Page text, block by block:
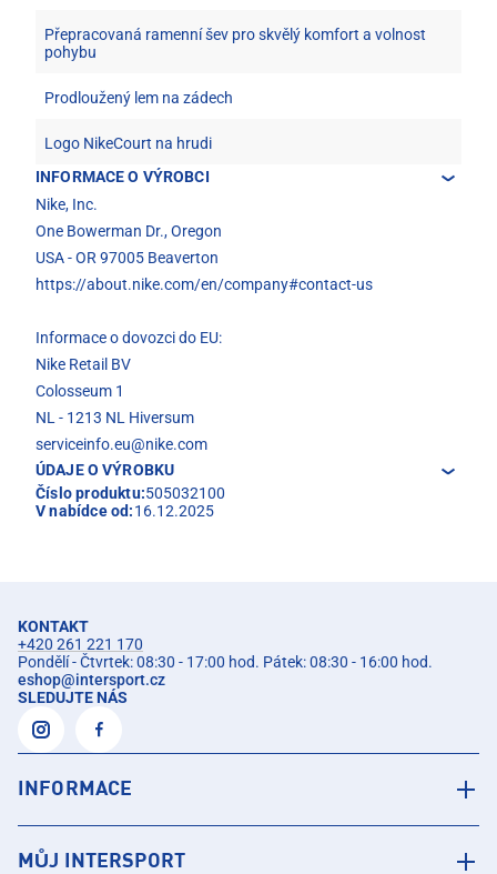
Přepracovaná ramenní šev pro skvělý komfort a volnost
pohybu
Prodloužený lem na zádech
Logo NikeCourt na hrudi
INFORMACE O VÝROBCI
Nike, Inc.
One Bowerman Dr., Oregon
USA - OR 97005 Beaverton
https://about.nike.com/en/company#contact-us
Informace o dovozci do EU:
Nike Retail BV
Colosseum 1
NL - 1213 NL Hiversum
serviceinfo.eu@nike.com
ÚDAJE O VÝROBKU
Číslo produktu:505032100
V nabídce od:16.12.2025
KONTAKT
+420 261 221 170
Pondělí - Čtvrtek: 08:30 - 17:00 hod. Pátek: 08:30 - 16:00 hod.
eshop@intersport.cz
SLEDUJTE NÁS
INFORMACE
MŮJ INTERSPORT